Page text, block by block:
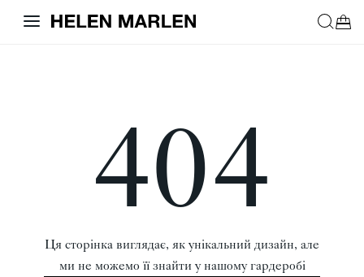
404
Ця сторінка виглядає, як унікальний дизайн, але
ми не можемо її знайти у нашому гардеробі